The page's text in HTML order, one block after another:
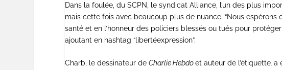
Dans la foulée, du SCPN, le syndicat Alliance, l’un des plus
mais cette fois avec beaucoup plus de nuance. “Nous espérons
santé et en l’honneur des policiers blessés ou tués pour
ajoutant en hashtag “libertéexpression”.
Charb, le dessinateur deCharlie Hebdoet auteur de l’étiquette ,a